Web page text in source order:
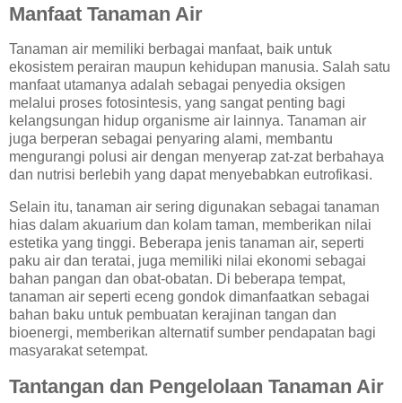
Manfaat Tanaman Air
Tanaman air memiliki berbagai manfaat, baik untuk
ekosistem perairan maupun kehidupan manusia. Salah satu
manfaat utamanya adalah sebagai penyedia oksigen
melalui proses fotosintesis, yang sangat penting bagi
kelangsungan hidup organisme air lainnya. Tanaman air
juga berperan sebagai penyaring alami, membantu
mengurangi polusi air dengan menyerap zat-zat berbahaya
dan nutrisi berlebih yang dapat menyebabkan eutrofikasi.
Selain itu, tanaman air sering digunakan sebagai tanaman
hias dalam akuarium dan kolam taman, memberikan nilai
estetika yang tinggi. Beberapa jenis tanaman air, seperti
paku air dan teratai, juga memiliki nilai ekonomi sebagai
bahan pangan dan obat-obatan. Di beberapa tempat,
tanaman air seperti eceng gondok dimanfaatkan sebagai
bahan baku untuk pembuatan kerajinan tangan dan
bioenergi, memberikan alternatif sumber pendapatan bagi
masyarakat setempat.
Tantangan dan Pengelolaan Tanaman Air